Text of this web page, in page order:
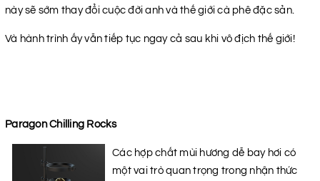
này sẽ sớm thay đổi cuộc đời anh và thế giới cà phê đặc sản.
Và hành trình ấy vẫn tiếp tục ngay cả sau khi vô địch thế giới!
Paragon Chilling Rocks
Các hợp chất mùi hương dễ bay hơi có
một vai trò quan trọng trong nhận thức